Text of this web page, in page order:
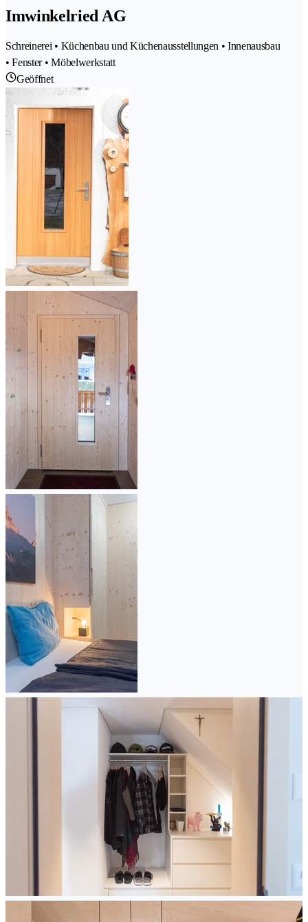
Imwinkelried AG
Schreinerei • Küchenbau und Küchenausstellungen • Innenausbau
• Fenster • Möbelwerkstatt
Geöffnet